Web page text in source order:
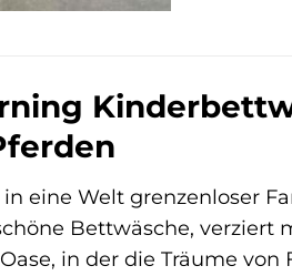
in eine Welt grenzenloser
Bettwäsche,
in der die Träume